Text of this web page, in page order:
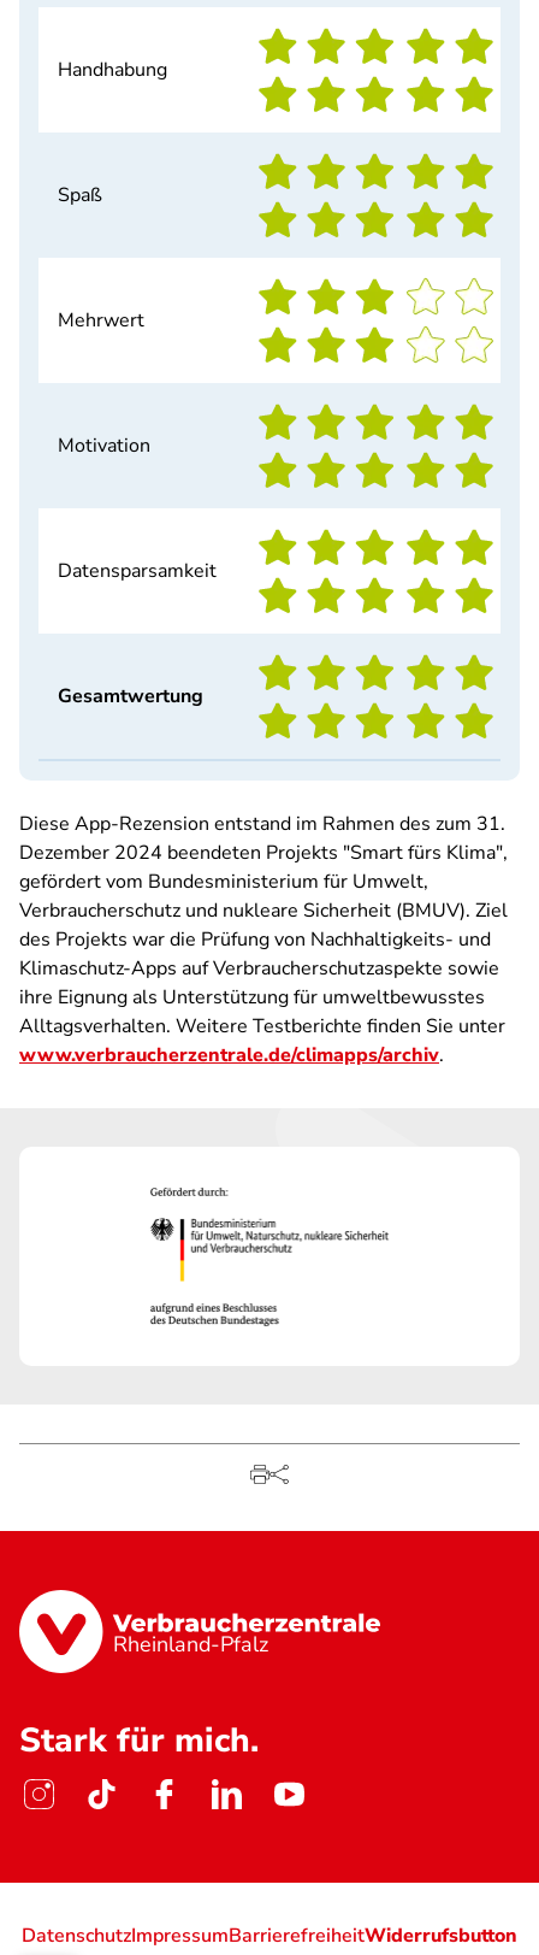
Handhabung
Spaß
Mehrwert
Motivation
Datensparsamkeit
Gesamtwertung
Diese App-Rezension entstand im Rahmen des zum 31.
Dezember 2024 beendeten Projekts "Smart fürs Klima",
gefördert vom Bundesministerium für Umwelt,
Verbraucherschutz und nukleare Sicherheit (BMUV). Ziel
des Projekts war die Prüfung von Nachhaltigkeits- und
Klimaschutz-Apps auf Verbraucherschutzaspekte sowie
ihre Eignung als Unterstützung für umweltbewusstes
Alltagsverhalten. Weitere Testberichte finden Sie unter
www.verbraucherzentrale.de/climapps/archiv.
Rheinland-Pfalz
Stark für mich.
DatenschutzImpressumBarrierefreiheitWiderrufsbutton